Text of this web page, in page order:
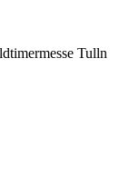
Tulln